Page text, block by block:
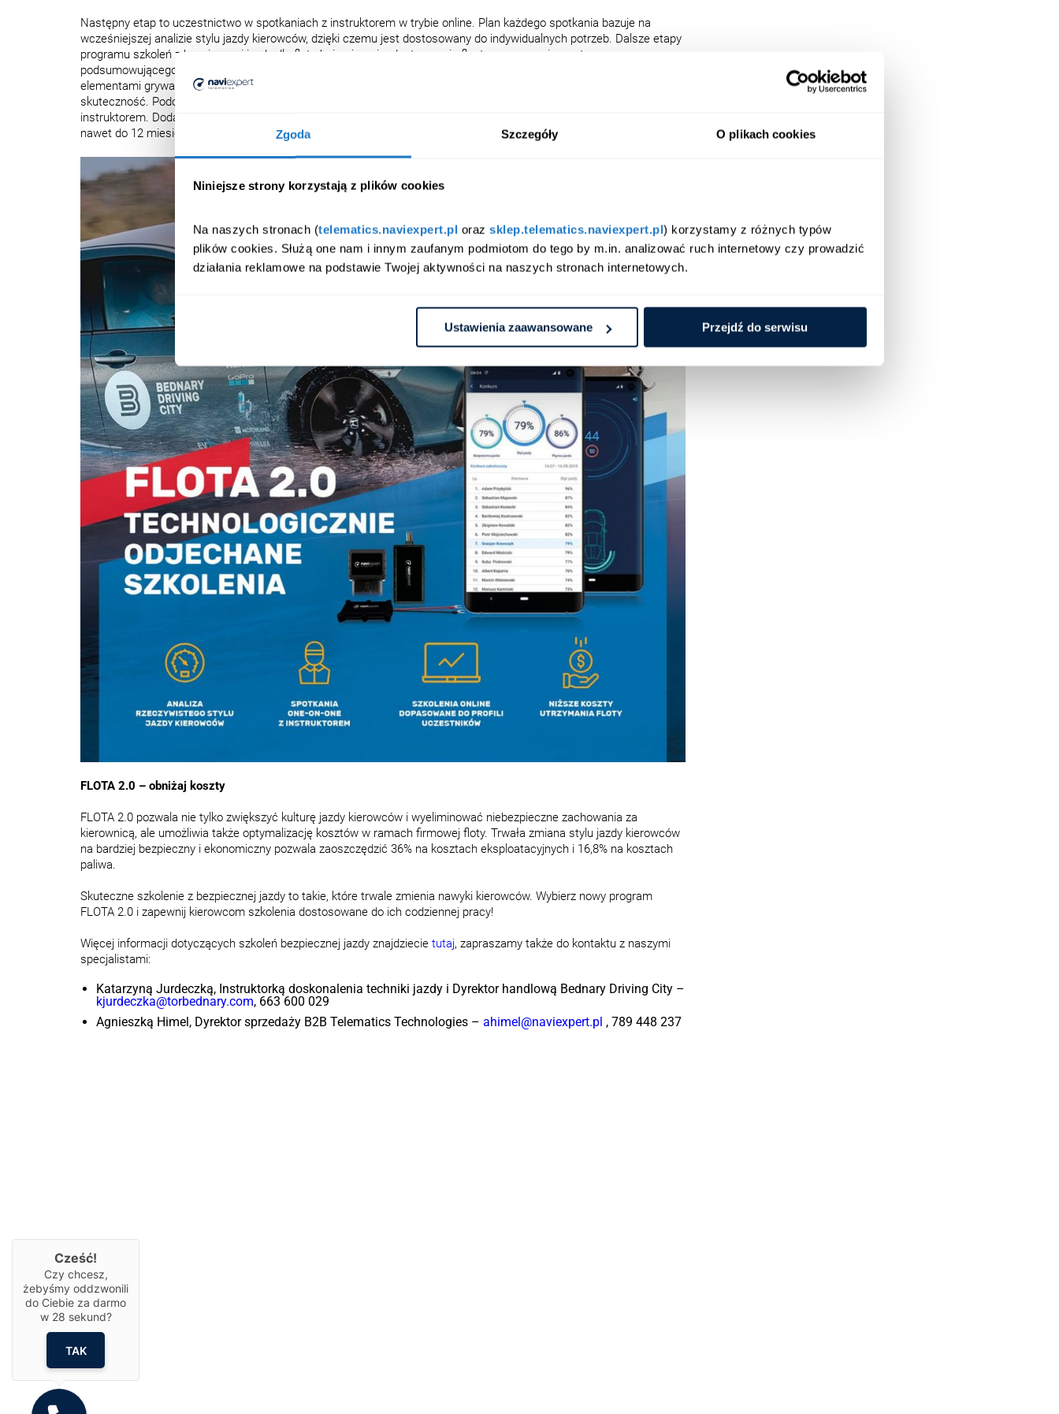
Zgoda Szczegóły O plikach cookies
Niniejsze strony korzystają z plików cookies
Na naszych stronach (telematics.naviexpert.pl oraz sklep.telematics.naviexpert.pl) korzystamy z różnych typów
plików cookies. Służą one nam i innym zaufanym podmiotom do tego by m.in. analizować ruch internetowy czy prowadzić
działania reklamowe na podstawie Twojej aktywności na naszych stronach internetowych.
Ustawienia zaawansowane Przejdź do serwisu
Następny etap to uczestnictwo w spotkaniach z instruktorem w trybie online. Plan każdego spotkania bazuje na
wcześniejszej analizie stylu jazdy kierowców, dzięki czemu jest dostosowany do indywidualnych potrzeb. Dalsze etapy
programu szkoleń z bezpiecznej jazdy dla flot obejmują m.in. dostarczenie fleet managerowi raportu
podsumowującego początkowy oraz końcowy poziom jazdy kierowców oraz ogłoszenie konkursu dla kursantów z
elementami grywalizacji. Program FLOTA 2.0 jest zorientowany na konkretne potrzeby kierowców i maksymalną
skuteczność. Podczas trwania szkoleń flotowych kierowcy mogą skorzystać z możliwości spotkania one-on-one z
instruktorem. Dodatkowo przygotowaliśmy także opcję indywidualnego mentoringu przez cały okres szkolenia, czyli
nawet do 12 miesięcy. Wszystko za pośrednictwem wygodnej i intuicyjnej komunikacji elektronicznej.
FLOTA 2.0 – obniżaj koszty
FLOTA 2.0 pozwala nie tylko zwiększyć kulturę jazdy kierowców i wyeliminować niebezpieczne zachowania za
kierownicą, ale umożliwia także optymalizację kosztów w ramach firmowej floty. Trwała zmiana stylu jazdy kierowców
na bardziej bezpieczny i ekonomiczny pozwala zaoszczędzić 36% na kosztach eksploatacyjnych i 16,8% na kosztach
paliwa.
Skuteczne szkolenie z bezpiecznej jazdy to takie, które trwale zmienia nawyki kierowców. Wybierz nowy program
FLOTA 2.0 i zapewnij kierowcom szkolenia dostosowane do ich codziennej pracy!
Więcej informacji dotyczących szkoleń bezpiecznej jazdy znajdziecie tutaj, zapraszamy także do kontaktu z naszymi
specjalistami:
Katarzyną Jurdeczką, Instruktorką doskonalenia techniki jazdy i Dyrektor handlową Bednary Driving City –
kjurdeczka@torbednary.com, 663 600 029
Agnieszką Himel, Dyrektor sprzedaży B2B Telematics Technologies – ahimel@naviexpert.pl , 789 448 237
Cześć!
Czy chcesz,
żebyśmy oddzwonili
do Ciebie za darmo
w 28 sekund?
TAK